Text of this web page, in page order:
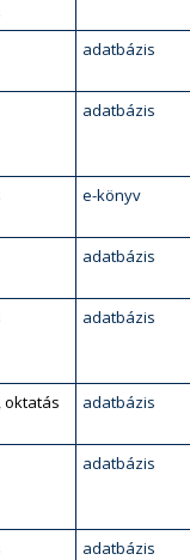
adatbázis
adatbázis
e-könyv
adatbázis
adatbázis
oktatás adatbázis
adatbázis
adatbázis